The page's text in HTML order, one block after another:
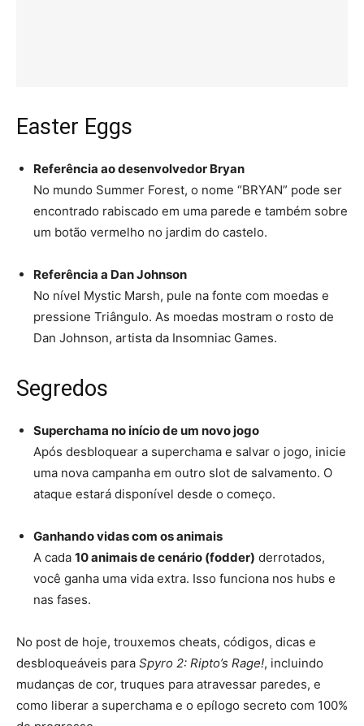
Easter Eggs
Referência ao desenvolvedor Bryan
No mundo Summer Forest, o nome “BRYAN” pode ser
encontrado rabiscado em uma parede e também sobre
um botão vermelho no jardim do castelo.
Referência a Dan Johnson
No nível Mystic Marsh, pule na fonte com moedas e
pressione Triângulo. As moedas mostram o rosto de
Dan Johnson, artista da Insomniac Games.
Segredos
Superchama no início de um novo jogo
Após desbloquear a superchama e salvar o jogo, inicie
uma nova campanha em outro slot de salvamento. O
ataque estará disponível desde o começo.
Ganhando vidas com os animais
A cada 10 animais de cenário (fodder) derrotados,
você ganha uma vida extra. Isso funciona nos hubs e
nas fases.
No post de hoje, trouxemos cheats, códigos, dicas e
desbloqueáveis para Spyro 2: Ripto’s Rage!, incluindo
mudanças de cor, truques para atravessar paredes, e
como liberar a superchama e o epílogo secreto com 100%